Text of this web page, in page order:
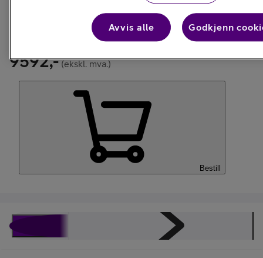
Ikke tilgjengelig for Klikk og Hent
9592,- (ekskl. mva.)
Bestill
Spesifikasjoner
Avvis alle Godkjenn